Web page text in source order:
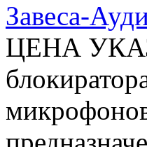
Завеса-
ЦЕНА